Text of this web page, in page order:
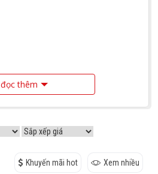
đọc thêm
Khuyến mãi hot Xem nhiều